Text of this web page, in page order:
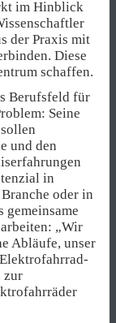
im Hinblick
der Praxis mit
Diese
schaffen.
Berufsfeld für
Seine
und den
in
oder in
gemeinsame
„Wir
Abläufe, unser
zur